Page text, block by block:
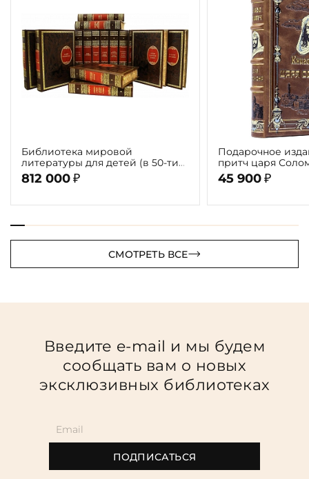
Библиотека мировой
литературы для детей (в 50-ти
томах 58 книг)
812 000 ₽
Подарочное
притч царя
45 900 ₽
СМОТРЕТЬ ВСЕ
Введите e-mail и мы будем
сообщать вам о новых
эксклюзивных библиотеках
ПОДПИСАТЬСЯ